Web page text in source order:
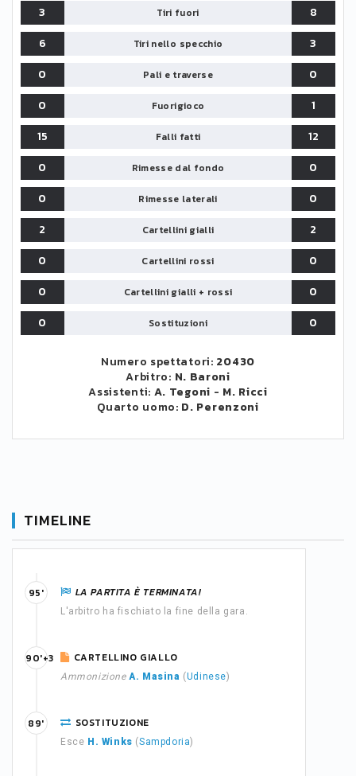
3 Tiri fuori
8
6
Tiri nello specchio
3
0
Pali e traverse
0
0
Fuorigioco
1
15
Falli fatti
12
0
Rimesse dal fondo
0
0
Rimesse laterali
0
2
Cartellini gialli
2
0
Cartellini rossi
0
0
Cartellini gialli + rossi
0
0
Sostituzioni 0
Numero spettatori: 20430
Arbitro: N. Baroni
Assistenti: A. Tegoni - M. Ricci
Quarto uomo: D. Perenzoni
TIMELINE
LA PARTITA È TERMINATA!
L'arbitro ha fischiato la fine della gara.
95'
CARTELLINO GIALLO
Ammonizione A. Masina (Udinese)
90'+3
SOSTITUZIONE
Esce H. Winks (Sampdoria)
89'